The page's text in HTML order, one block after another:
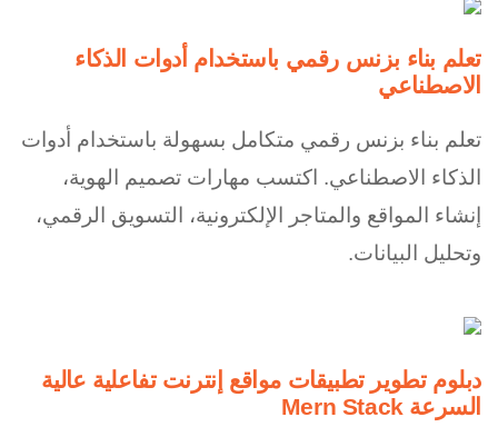
تعلم بناء بزنس رقمي باستخدام أدوات الذكاء
الاصطناعي
تعلم بناء بزنس رقمي متكامل بسهولة باستخدام أدوات
الذكاء الاصطناعي. اكتسب مهارات تصميم الهوية،
إنشاء المواقع والمتاجر الإلكترونية، التسويق الرقمي،
وتحليل البيانات.
دبلوم تطوير تطبيقات مواقع إنترنت تفاعلية عالية
السرعة Mern Stack